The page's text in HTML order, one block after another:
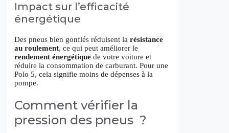
Impact sur l’efficacité
énergétique
Des pneus bien gonflés réduisent la résistance
au roulement, ce qui peut améliorer le
rendement énergétique de votre voiture et
réduire la consommation de carburant. Pour une
Polo 5, cela signifie moins de dépenses à la
pompe.
Comment vérifier la
pression des pneus ?